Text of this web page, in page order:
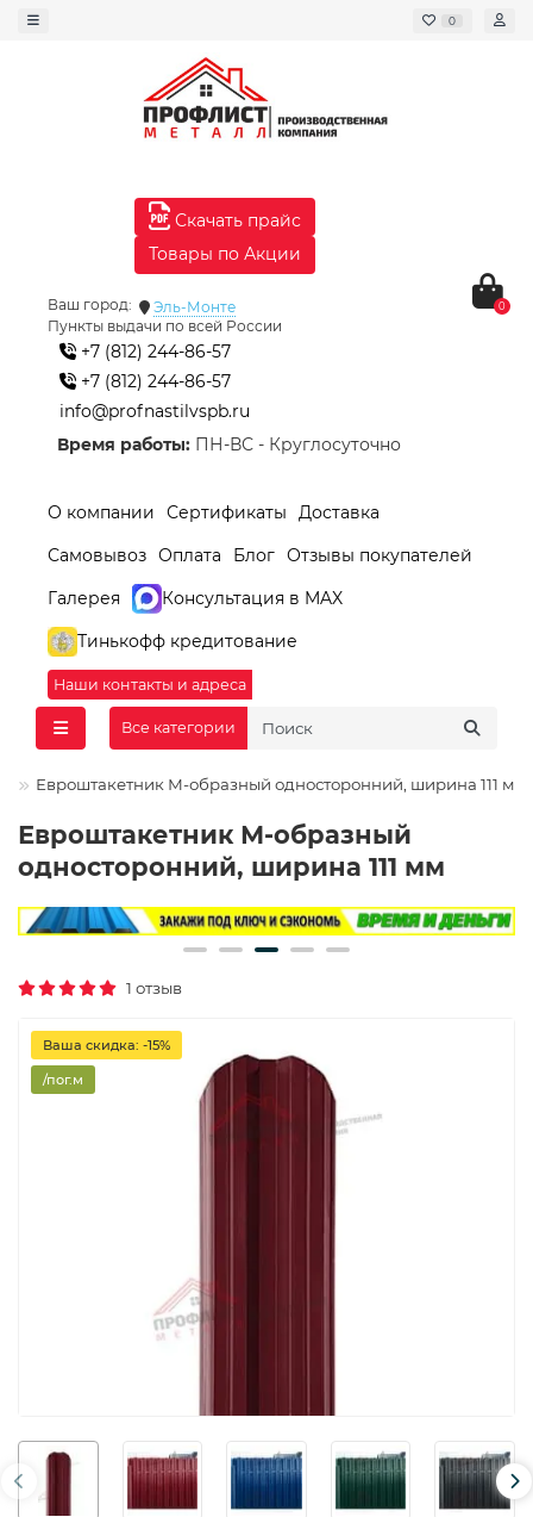
0
Скачать прайс
Товары по Акции
Ваш город:
Эль-Монте
Пункты выдачи по всей России
+7 (812) 244-86-57
+7 (812) 244-86-57
info@profnastilvspb.ru
Время работы: ПН-ВС - Круглосуточно
0
О компании Сертификаты
Доставка
Самовывоз Оплата Блог Отзывы покупателей
Галерея
Консультация в MAX
Тинькофф кредитование
Наши контакты и адреса
Все категории
Евроштакетник М-образный односторонний, ширина 111 мм
Евроштакетник М-образный
односторонний, ширина 111 мм
1 отзыв
Ваша скидка: -15%
/пог.м